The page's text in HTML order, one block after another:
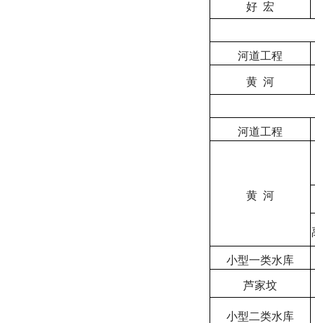
好 宏
河道工程
黄 河
河道工程
黄 河
小型一类水库
芦家坟
小型二类水库